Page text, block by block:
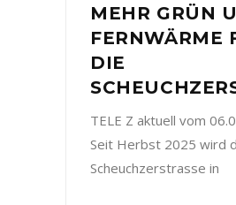
MEHR GRÜN
FERNWÄRME
DIE
TELE Z aktuell vom
Seit Herbst 2025 wird
Scheuchzerstrasse in